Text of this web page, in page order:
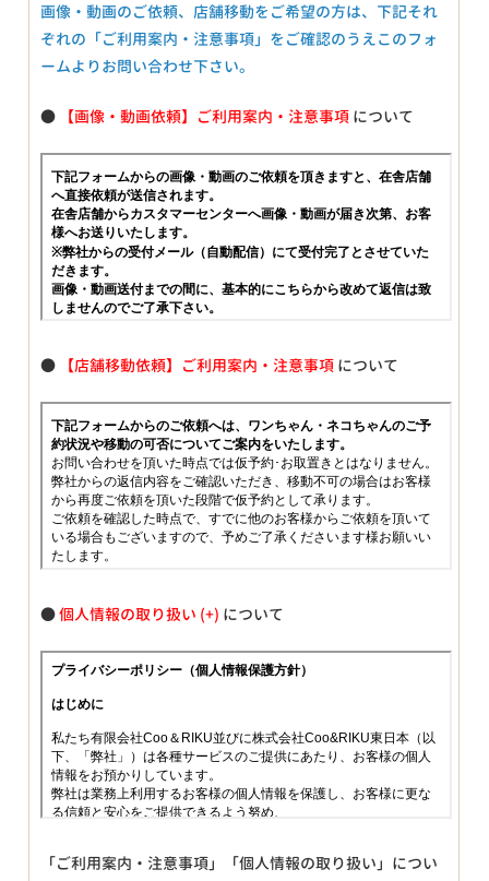
画像・動画のご依頼、店舗移動をご希望の方は、下記それ
ぞれの「ご利用案内・注意事項」をご確認のうえこのフォ
ームよりお問い合わせ下さい。
● 【画像・動画依頼】ご利用案内・注意事項 について
● 【店舗移動依頼】ご利用案内・注意事項 について
●個人情報の取り扱い について
「ご利用案内・注意事項」「個人情報の取り扱い」につい